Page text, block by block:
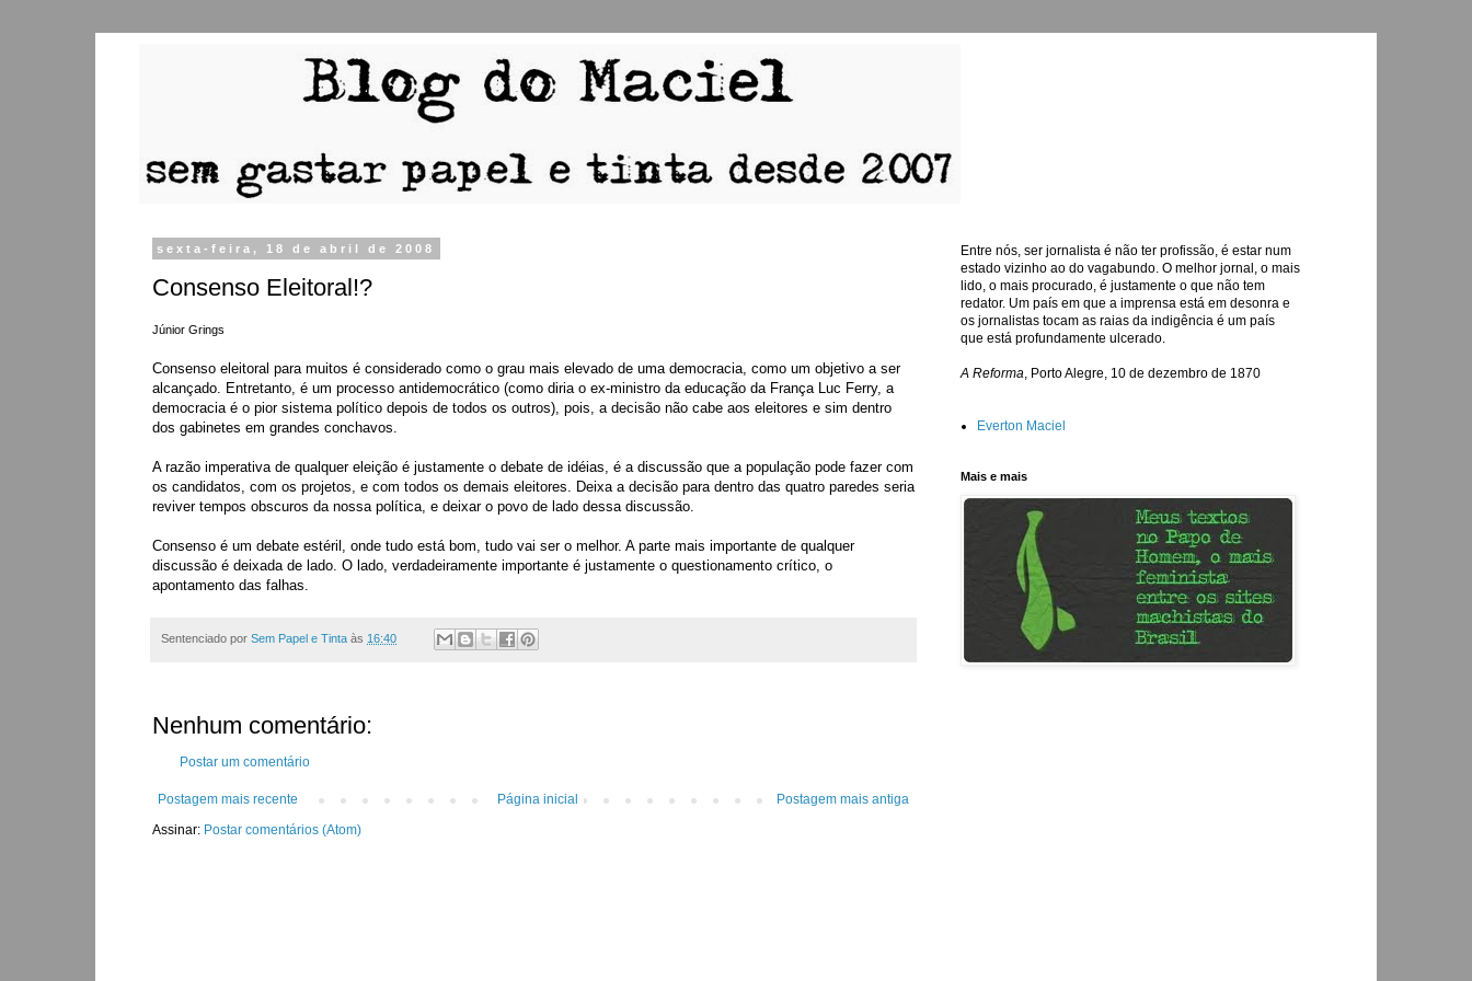
sexta-feira, 18 de abril de 2008
Consenso Eleitoral!?
Júnior Grings
Consenso eleitoral para muitos é considerado como o grau mais elevado de uma democracia, como um objetivo a ser
alcançado. Entretanto, é um processo antidemocrático (como diria o ex-ministro da educação da França Luc Ferry, a
democracia é o pior sistema político depois de todos os outros), pois, a decisão não cabe aos eleitores e sim dentro
dos gabinetes em grandes conchavos.
A razão imperativa de qualquer eleição é justamente o debate de idéias, é a discussão que a população pode fazer com
os candidatos, com os projetos, e com todos os demais eleitores. Deixa a decisão para dentro das quatro paredes seria
reviver tempos obscuros da nossa política, e deixar o povo de lado dessa discussão.
Consenso é um debate estéril, onde tudo está bom, tudo vai ser o melhor. A parte mais importante de qualquer
discussão é deixada de lado. O lado, verdadeiramente importante é justamente o questionamento crítico, o
apontamento das falhas.
Sentenciado por Sem Papel e Tinta às 16:40
Nenhum comentário:
Postar um comentário
Postagem mais recente Postagem mais antiga
Página inicial
Assinar: Postar comentários (Atom)
Entre nós, ser jornalista é não ter profissão, é estar num
estado vizinho ao do vagabundo. O melhor jornal, o mais
lido, o mais procurado, é justamente o que não tem
redator. Um país em que a imprensa está em desonra e
os jornalistas tocam as raias da indigência é um país
que está profundamente ulcerado.
A Reforma, Porto Alegre, 10 de dezembro de 1870
Everton Maciel
Mais e mais